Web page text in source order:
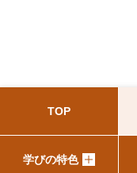
TOP
学びの特色